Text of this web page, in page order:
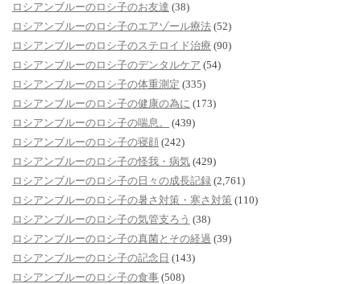
ロシアンブルーのロシ子のお友達 (38)
ロシアンブルーのロシ子のエアゾール療法 (52)
ロシアンブルーのロシ子のステロイド治療 (90)
ロシアンブルーのロシ子のデンタルケア (54)
ロシアンブルーのロシ子の体重測定 (335)
ロシアンブルーのロシ子の健康の為に (173)
ロシアンブルーのロシ子の喘息。
(439)
ロシアンブルーのロシ子の寝顔 (242)
ロシアンブルーのロシ子の怪我・病気 (429)
ロシアンブルーのロシ子の日々の成長記録 (2,761)
ロシアンブルーのロシ子の暑さ対策・寒さ対策 (110)
ロシアンブルーのロシ子の気管支ろう (38)
ロシアンブルーのロシ子の真菌とその経過 (39)
ロシアンブルーのロシ子の記念日 (143)
ロシアンブルーのロシ子の食事 (508)